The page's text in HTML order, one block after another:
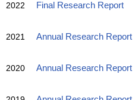
2022 Final Research Report
2021 Annual Research Report
2020 Annual Research Report